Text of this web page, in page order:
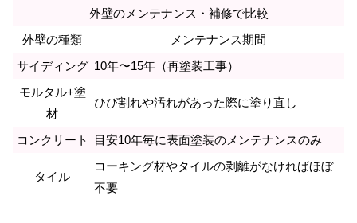
外壁のメンテナンス・補修で比較
外壁の種類
メンテナンス期間
サイディング 10年〜15年（再塗装工事）
モルタル+塗
材
ひび割れや汚れがあった際に塗り直し
コンクリート 目安10年毎に表面塗装のメンテナンスのみ
タイル
コーキング材やタイルの剥離がなければほぼ
不要